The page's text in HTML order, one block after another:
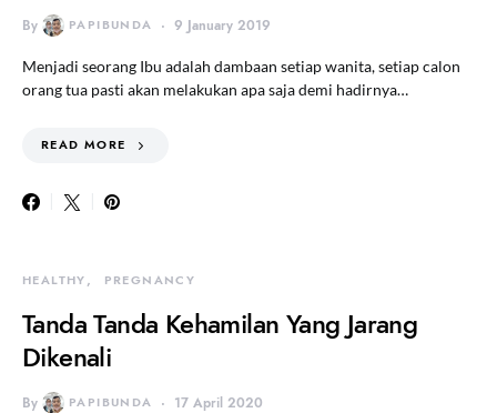
By PAPIBUNDA 9 January 2019
Menjadi seorang Ibu adalah dambaan setiap wanita, setiap calon
orang tua pasti akan melakukan apa saja demi hadirnya…
READ MORE
HEALTHY PREGNANCY
Tanda Tanda Kehamilan Yang Jarang
Dikenali
By PAPIBUNDA 17 April 2020